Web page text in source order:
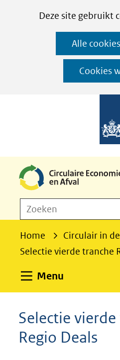
CookiesDeze site gebruikt
worden
toegestaan
geweigerd.
Alle
Cookies
o
Zoeken
Home
Circulair in
Selectie vierde tranche
Menu
Selectie
Regio Deals